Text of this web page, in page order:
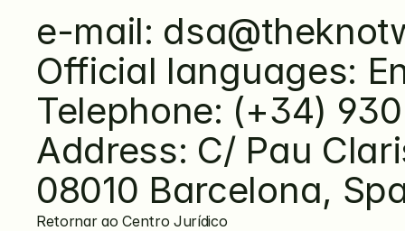
e-mail:
Official languages:
Telephone: (+34)
Address: C/ Pau
08010 Barcelona,
Retornar ao Centro Jurídico